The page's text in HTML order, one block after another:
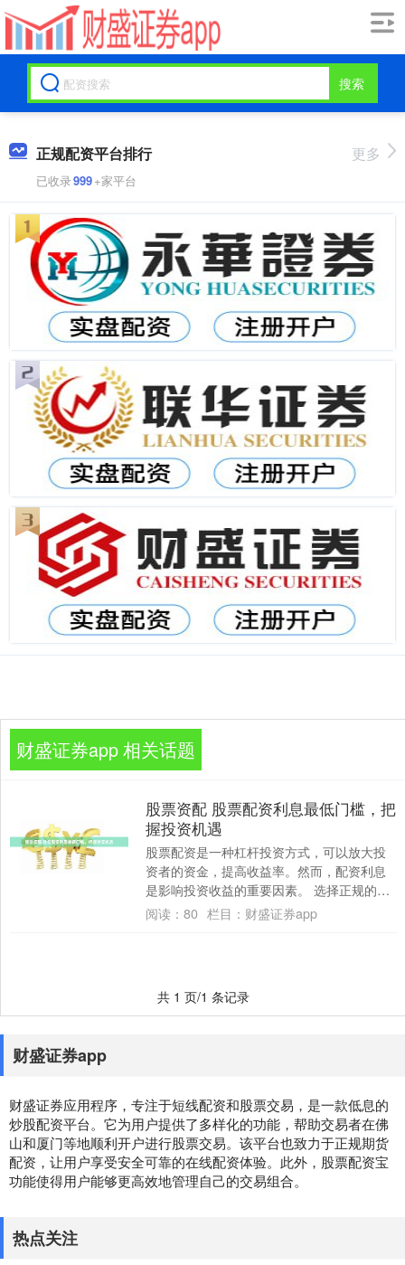
搜索
正规配资平台排行
已收录999+家平台
更多
财盛证券app 相关话题
股票资配 股票配资利息最低门槛，把
握投资机遇
股票配资是一种杠杆投资方式，可以放大投
资者的资金，提高收益率。然而，配资利息
是影响投资收益的重要因素。 选择正规的配
资公司也很重要。正规的配资公司具有完善
阅读： 80 栏目： 财盛证券app
共 1 页/1 条记录
财盛证券app
财盛证券应用程序，专注于短线配资和股票交易，是一款低息的
炒股配资平台。它为用户提供了多样化的功能，帮助交易者在佛
山和厦门等地顺利开户进行股票交易。该平台也致力于正规期货
配资，让用户享受安全可靠的在线配资体验。此外，股票配资宝
功能使得用户能够更高效地管理自己的交易组合。
热点关注